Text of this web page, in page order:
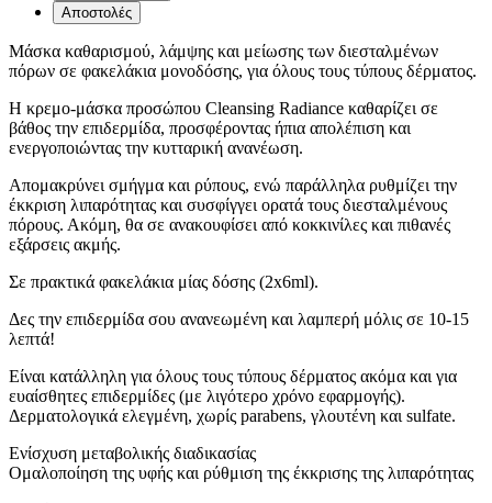
Αποστολές
Μάσκα καθαρισμού, λάμψης και μείωσης των διεσταλμένων
πόρων σε φακελάκια μονοδόσης, για όλους τους τύπους δέρματος.
H κρεμο-μάσκα προσώπου Cleansing Radiance καθαρίζει σε
βάθος την επιδερμίδα, προσφέροντας ήπια απολέπιση και
ενεργοποιώντας την κυτταρική ανανέωση.
Απομακρύνει σμήγμα και ρύπους, ενώ παράλληλα ρυθμίζει την
έκκριση λιπαρότητας και συσφίγγει ορατά τους διεσταλμένους
πόρους. Ακόμη, θα σε ανακουφίσει από κοκκινίλες και πιθανές
εξάρσεις ακμής.
Σε πρακτικά φακελάκια μίας δόσης (2x6ml).
Δες την επιδερμίδα σου ανανεωμένη και λαμπερή μόλις σε 10-15
λεπτά!
Είναι κατάλληλη για όλους τους τύπους δέρματος ακόμα και για
ευαίσθητες επιδερμίδες (με λιγότερο χρόνο εφαρμογής).
Δερματολογικά ελεγμένη, χωρίς parabens, γλουτένη και sulfate.
Ενίσχυση μεταβολικής διαδικασίας
Ομαλοποίηση της υφής και ρύθμιση της έκκρισης της λιπαρότητας